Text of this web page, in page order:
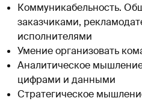
Коммуникабельность.
заказчиками,
исполнителями
Умение организовать
Аналитическое
цифрами и данными
Стратегическое